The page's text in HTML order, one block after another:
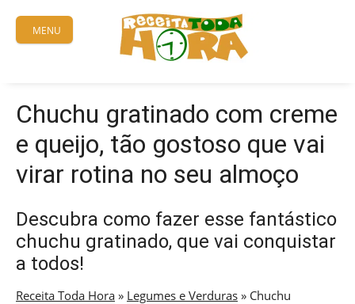
content
MENU
Chuchu gratinado com creme
e queijo, tão gostoso que vai
virar rotina no seu almoço
Descubra como fazer esse fantástico
chuchu gratinado, que vai conquistar
a todos!
Receita Toda Hora » Legumes e Verduras » Chuchu